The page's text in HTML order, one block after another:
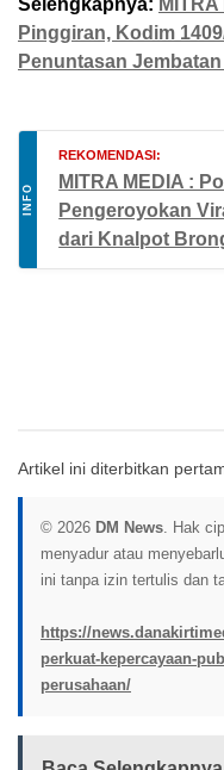
Selengkapnya:
Pinggiran, Kodim
Penuntasan
INFO
REKOMENDASI:
MITRA MEDIA :
Pengeroyokan
dari Knalpot
Artikel ini diterbitkan
© 2026 DM News. Hak
menyadur atau
ini tanpa izin tertulis dan
https://
perkuat-kepercayaan-
perusahaan/